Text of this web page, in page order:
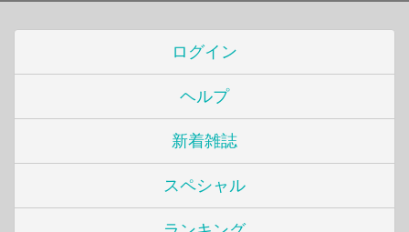
ログイン
ヘルプ
新着雑誌
スペシャル